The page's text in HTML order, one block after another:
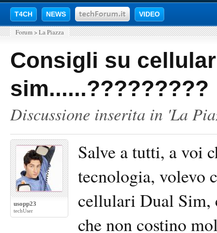
T4CH NEWS VIDEO
Forum > La Piazza
Consigli su
sim......?????????
Discussione inserita in 'La
usopp23
techUser
Salve a tutti, a voi
tecnologia, volevo
cellulari Dual Sim,
che non costino